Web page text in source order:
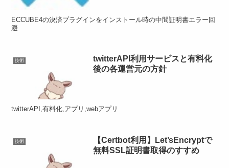
ECCUBE4の決済プラグインをインストール時の中間証明書エラー回
避
技術
twitterAPI利用サービスと有料化
後の各運営元の方針
twitterAPI,有料化,アプリ,webアプリ
技術
【Certbot利用】Let’sEncryptで
無料SSL証明書取得のすすめ